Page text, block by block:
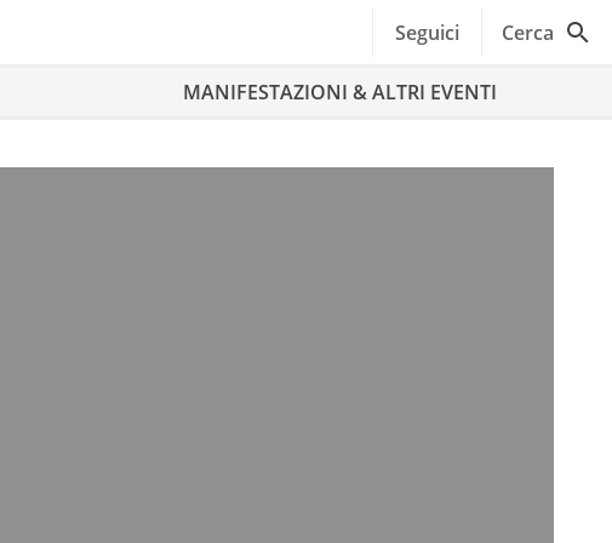
Seguici Cerca
MANIFESTAZIONI & ALTRI EVENTI